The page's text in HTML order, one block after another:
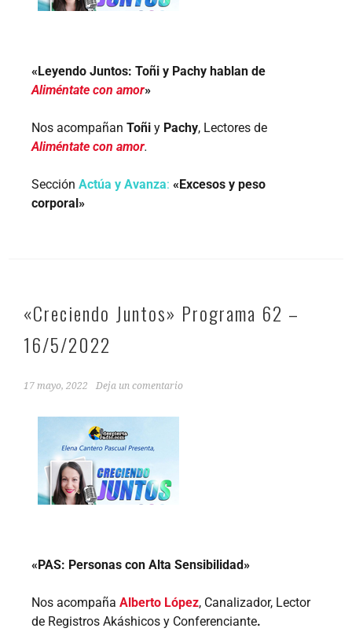
«Leyendo Juntos: Toñi y Pachy hablan de
Aliméntate con amor»
Nos acompañanToñi y Pachy, Lectores de
Aliméntate con amor.
SecciónActúa y Avanza: «Excesos y peso
corporal»
«Creciendo Juntos» Programa 62 –
16/5/2022
17 mayo, 2022 Deja un comentario
«PAS: Personas con Alta Sensibilidad»
Nos acompañaAlberto López, Canalizador, Lector
de Registros Akáshicos y Conferenciante.